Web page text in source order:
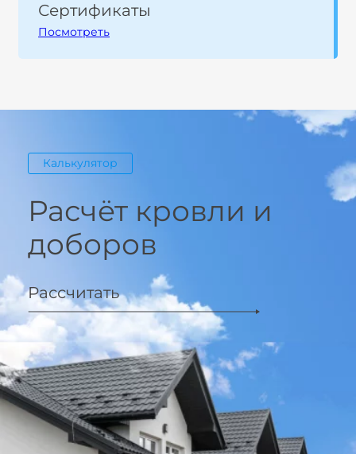
Сертификаты
Посмотреть
Калькулятор
Расчёт кровли и
доборов
Рассчитать